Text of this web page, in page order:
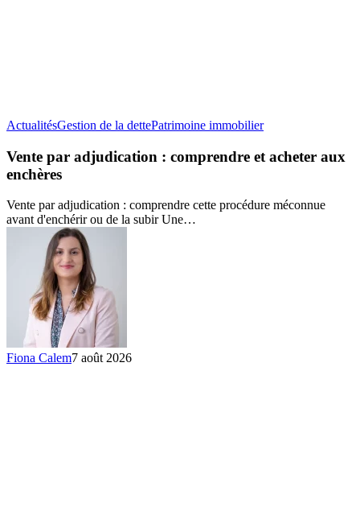
ActualitésGestion de la dettePatrimoine immobilierVente
adjudication
acheter
Vente par adjudication : comprendre et acheter aux
enchères
Vente par adjudication : comprendre cette procédure méconnue
avant d'enchérir ou de la subir Une…
Fiona Calem7 août 2026